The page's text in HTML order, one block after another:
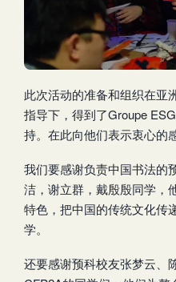
此次活动的准备和组织在亚
指导下，得到了Groupe
持。在此向他们表示衷心的感
我们要感谢负责中国书法的
洁，谢立群，戴殷殷同学，
特色，把中国的传统文化传
学。
还要感谢预科校友张梦云、